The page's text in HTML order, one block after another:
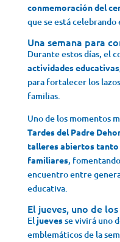
conmemoración del
que se está
Una semana para
Durante estos días, el
actividades
para fortalecer los
familias.
Uno de los momentos
Tardes del Padre
talleres abiertos tanto
familiares,
encuentro entre
educativa.
El jueves, uno de
El juevesse vivirá uno
emblemáticos de la